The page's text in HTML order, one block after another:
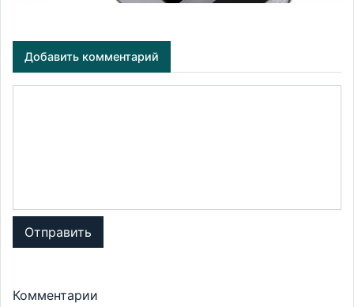
Добавить комментарий
Отправить
Комментарии